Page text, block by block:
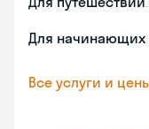
Для
Все услуги и